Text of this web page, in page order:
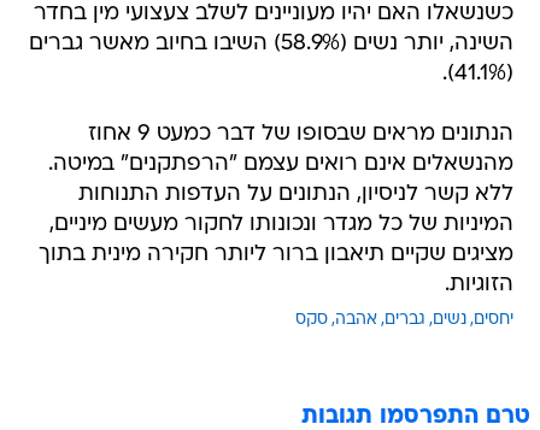
כשנשאלו האם יהיו מעוניינים לשלב צעצועי מין בחדר
השינה, יותר נשים (58.9%) השיבו בחיוב מאשר גברים
(41.1%).
הנתונים מראים שבסופו של דבר כמעט 9 אחוז
מהנשאלים אינם רואים עצמם "הרפתקנים" במיטה.
ללא קשר לניסיון, הנתונים על העדפות התנוחות
המיניות של כל מגדר ונכונותו לחקור מעשים מיניים,
מציגים שקיים תיאבון ברור ליותר חקירה מינית בתוך
הזוגיות.
יחסים נשים גברים אהבה סקס
טרם התפרסמו תגובות